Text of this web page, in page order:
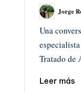
Publicado
por
Jorge
Una
Tratado
Leer más